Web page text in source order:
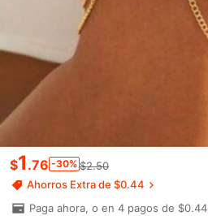
$1 .76 -30% $2.50
Ahorros Extra de $0.44
Paga ahora, o en 4 pagos de $0.44